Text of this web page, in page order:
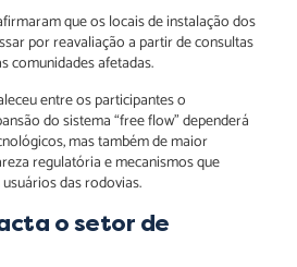
que os locais de instalação dos
por reavaliação a partir de consultas
comunidades afetadas.
entre os participantes o
do sistema “free flow” dependerá
mas também de maior
regulatória e mecanismos que
das rodovias.
o setor de